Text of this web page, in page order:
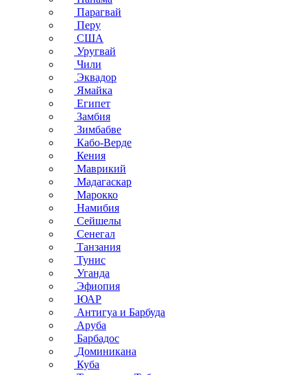
Парагвай
Перу
США
Уругвай
Чили
Эквадор
Ямайка
Египет
Замбия
Зимбабве
Кабо-Верде
Кения
Маврикий
Мадагаскар
Марокко
Намибия
Сейшелы
Сенегал
Танзания
Тунис
Уганда
Эфиопия
ЮАР
Антигуа и Барбуда
Аруба
Барбадос
Доминикана
Куба